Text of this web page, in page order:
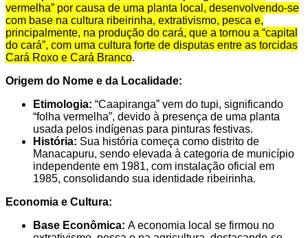
vermelha” por causa de uma planta local, desenvolvendo-se
com base na cultura ribeirinha, extrativismo, pesca e,
principalmente, na produção do cará, que a tornou a “capital
do cará”, com uma cultura forte de disputas entre as torcidas
Cará Roxo e Cará Branco.
Origem do Nome e da Localidade:
Etimologia: “Caapiranga” vem do tupi, significando
“folha vermelha”, devido à presença de uma planta
usada pelos indígenas para pinturas festivas.
História: Sua história começa como distrito de
Manacapuru, sendo elevada à categoria de município
independente em 1981, com instalação oficial em
1985, consolidando sua identidade ribeirinha.
Economia e Cultura:
Base Econômica: A economia local se firmou no